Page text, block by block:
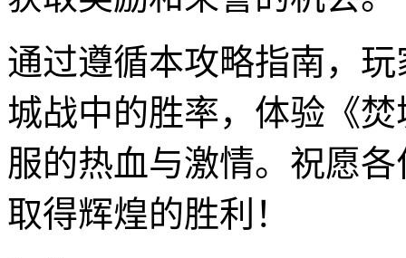
通过遵循本攻略指南，
城战中的胜率，体验《
服的热血与激情。祝愿
取得辉煌的胜利！